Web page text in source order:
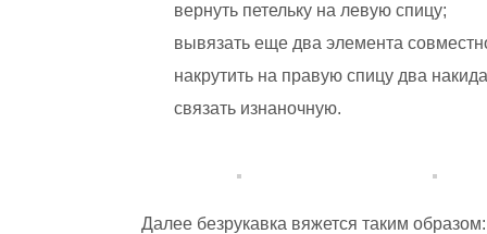
вернуть петельку на левую спицу;
вывязать еще два элемента
накрутить на правую спицу два
связать изнаночную.
Далее безрукавка вяжется таким образом: